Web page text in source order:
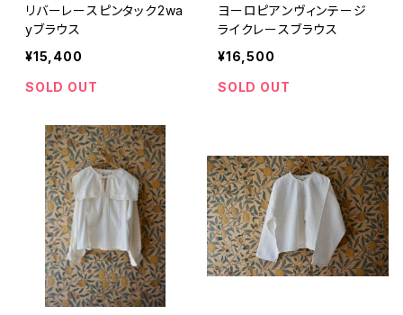
リバーレースピンタック2wa
yブラウス
¥15,400
SOLD OUT
ヨーロピアンヴィンテージ
ライクレースブラウス
¥16,500
SOLD OUT